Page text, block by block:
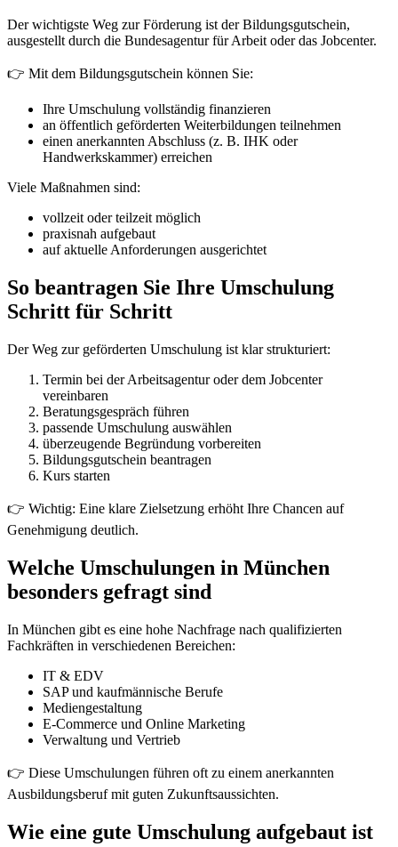
Der wichtigste Weg zur Förderung ist der Bildungsgutschein,
ausgestellt durch die Bundesagentur für Arbeit oder das Jobcenter.
👉 Mit dem Bildungsgutschein können Sie:
Ihre Umschulung vollständig finanzieren
an öffentlich geförderten Weiterbildungen teilnehmen
einen anerkannten Abschluss (z. B. IHK oder
Handwerkskammer) erreichen
Viele Maßnahmen sind:
vollzeit oder teilzeit möglich
praxisnah aufgebaut
auf aktuelle Anforderungen ausgerichtet
So beantragen Sie Ihre Umschulung
Schritt für Schritt
Der Weg zur geförderten Umschulung ist klar strukturiert:
Termin bei der Arbeitsagentur oder dem Jobcenter
vereinbaren
Beratungsgespräch führen
passende Umschulung auswählen
überzeugende Begründung vorbereiten
Bildungsgutschein beantragen
Kurs starten
👉 Wichtig: Eine klare Zielsetzung erhöht Ihre Chancen auf
Genehmigung deutlich.
Welche Umschulungen in München
besonders gefragt sind
In München gibt es eine hohe Nachfrage nach qualifizierten
Fachkräften in verschiedenen Bereichen:
IT & EDV
SAP und kaufmännische Berufe
Mediengestaltung
E-Commerce und Online Marketing
Verwaltung und Vertrieb
👉 Diese Umschulungen führen oft zu einem anerkannten
Ausbildungsberuf mit guten Zukunftsaussichten.
Wie eine gute Umschulung aufgebaut ist